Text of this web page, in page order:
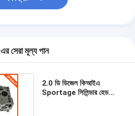
এর সেরা মূল্য পান
2.0 ডি ডিজেল কিআইএ
Sportage সিলিন্ডার হেড